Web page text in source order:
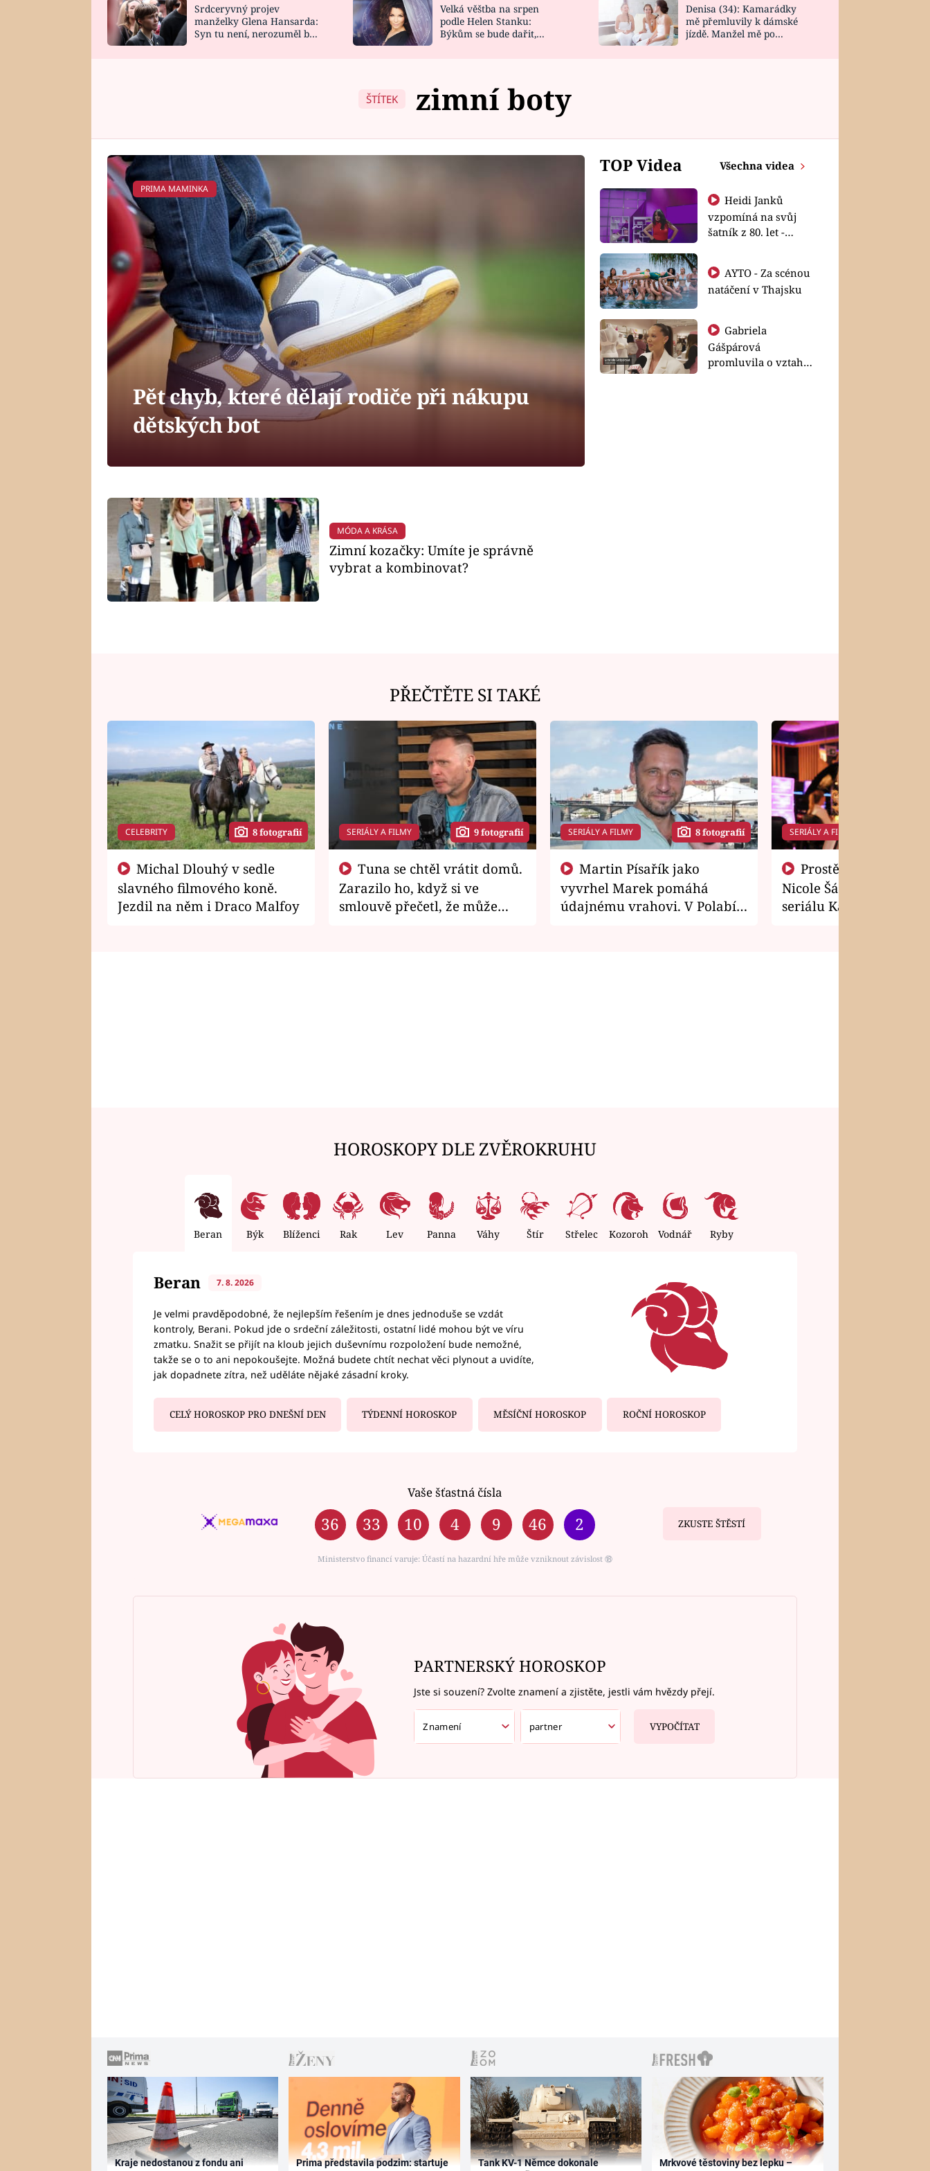
HOROSKOP NA
CELEBRITY
VAŘENÍ
NOVINKY
VIDEORECEPTY
DESIGN
Srdceryvný projev
manželky Glena Hansarda:
Syn tu není, nerozuměl by
Velká věštba na srpen
podle Helen Stanku:
Býkům se bude dařit,
Denisa (34): Kamarádky
mě přemluvily k dámské
jízdě. Manžel mě po
ŠTÍTEK zimní boty
TOP Videa Všechna videa
Heidi Janků
vzpomíná na svůj
šatník z 80. let -
natáčení v Thajsku
Gabriela
Gášpárová
promluvila o vztahu
PRIMA MAMINKA
Pět chyb, které dělají rodiče při nákupu
dětských bot
MÓDA A KRÁSA
Zimní kozačky: Umíte je správně
vybrat a kombinovat?
PŘEČTĚTE SI TAKÉ
CELEBRITY 8 fotografií
slavného filmového koně.
Jezdil na něm i Draco Malfoy
SERIÁLY A FILMY 9 fotografií
Zarazilo ho, když si ve
smlouvě přečetl, že může
SERIÁLY A FILMY 8 fotografií
vyvrhel Marek pomáhá
údajnému vrahovi. V Polabí
SERIÁLY A FILMY
Nicole Šáchová získala
seriálu Kamarádi
HOROSKOPY DLE ZVĚROKRUHU
Beran Býk Blíženci Rak Lev Panna Váhy Štír Střelec Kozoroh Vodnář Ryby
Beran 7. 8. 2026
Je velmi pravděpodobné, že nejlepším řešením je dnes jednoduše se vzdát
kontroly, Berani. Pokud jde o srdeční záležitosti, ostatní lidé mohou být ve víru
zmatku. Snažit se přijít na kloub jejich duševnímu rozpoložení bude nemožné,
takže se o to ani nepokoušejte. Možná budete chtít nechat věci plynout a uvidíte,
jak dopadnete zítra, než uděláte nějaké zásadní kroky.
CELÝ HOROSKOP PRO DNEŠNÍ DEN TÝDENNÍ HOROSKOP MĚSÍČNÍ HOROSKOP ROČNÍ HOROSKOP
Vaše šťastná čísla
36 33 10 4 9 46 2 ZKUSTE ŠTĚSTÍ
Ministerstvo financí varuje: Účastí na hazardní hře může vzniknout závislost ⑱
PARTNERSKÝ HOROSKOP
Jste si souzení? Zvolte znamení a zjistěte, jestli vám hvězdy přejí.
VYPOČÍTAT
Kraje nedostanou z fondu ani Prima představila podzim: startuje Tank KV-1 Němce dokonale Mrkvové těstoviny bez lepku –